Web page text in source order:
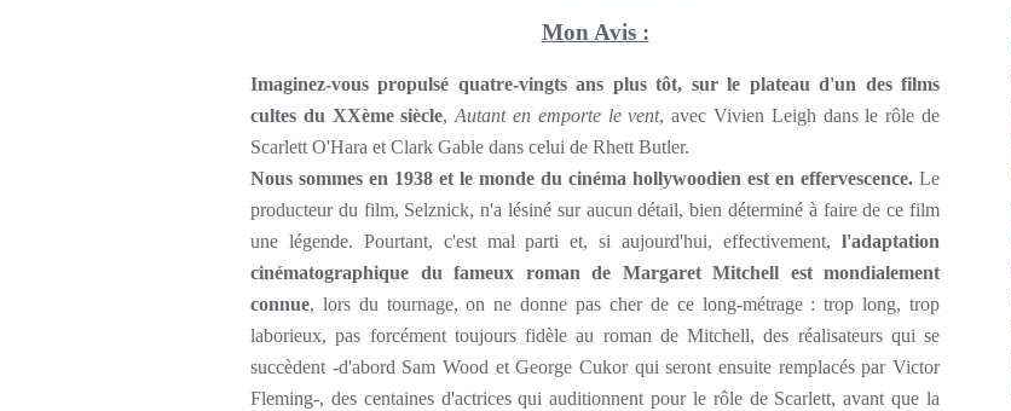
Mon Avis :
Imaginez-vous propulsé quatre-vingts ans plus tôt, sur le plateau d'un des films
cultes du XXème siècle,Autant en emporte le vent, avec Vivien Leigh dans le rôle de
Scarlett O'Hara et Clark Gable dans celui de Rhett Butler.
Nous sommes en 1938 et le monde du cinéma hollywoodien est en effervescence. Le
producteur du film, Selznick, n'a lésiné sur aucun détail, bien déterminé à faire de ce film
une légende. Pourtant, c'est mal parti et, si aujourd'hui, effectivement, l'adaptation
cinématographique du fameux roman de Margaret Mitchell est mondialement
connue, lors du tournage, on ne donne pas cher de ce long-métrage : trop long, trop
laborieux, pas forcément toujours fidèle au roman de Mitchell, des réalisateurs qui se
succèdent -d'abord Sam Wood et George Cukor qui seront ensuite remplacés par Victor
Fleming-, des centaines d'actrices qui auditionnent pour le rôle de Scarlett, avant que la